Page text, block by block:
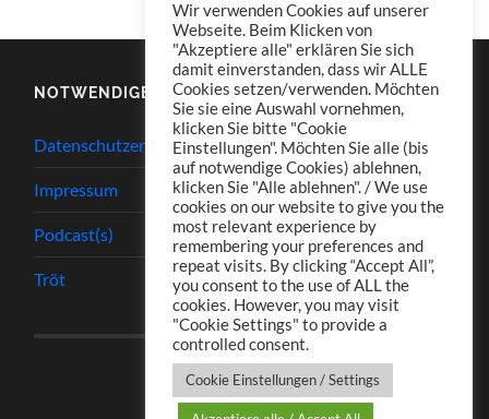
NOTWENDIGES
Datenschutzerklärung
Impressum
Podcast(s)
Tröt
Wir verwenden Cookies auf unserer
Webseite. Beim Klicken von
"Akzeptiere alle" erklären Sie sich
damit einverstanden, dass wir ALLE
Cookies setzen/verwenden. Möchten
Sie sie eine Auswahl vornehmen,
klicken Sie bitte "Cookie
Einstellungen". Möchten Sie alle (bis
auf notwendige Cookies) ablehnen,
klicken Sie "Alle ablehnen". / We use
cookies on our website to give you the
most relevant experience by
remembering your preferences and
repeat visits. By clicking “Accept All”,
you consent to the use of ALL the
cookies. However, you may visit
"Cookie Settings" to provide a
controlled consent.
Cookie Einstellungen / Settings